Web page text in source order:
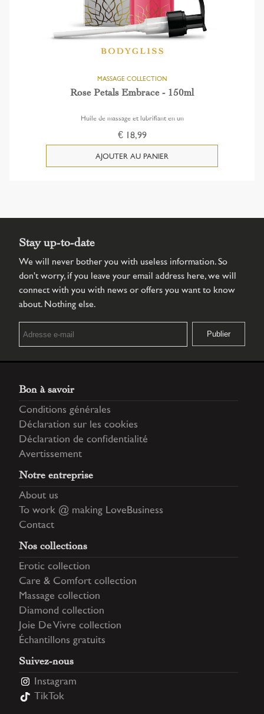
Rose Petals Embrace - 150ml
Huile de massage et lubrifiant en un
€ 18,99
Stay up-to-date
We will never bother you with useless information. So
don't worry, if you leave your email address here, we will
connect with you with news or offers you want to know
about. Nothing else.
Bon à savoir
Conditions générales
Déclaration sur les cookies
Déclaration de confidentialité
Avertissement
Notre entreprise
About us
To work @ making LoveBusiness
Contact
Nos collections
Erotic collection
Care & Comfort collection
Massage collection
Diamond collection
Joie De Vivre collection
Échantillons gratuits
Suivez-nous
Instagram
TikTok